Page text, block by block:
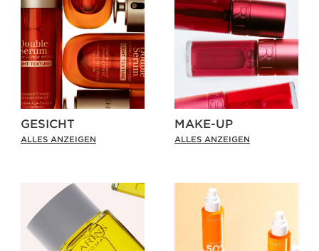
GESICHT
ALLES ANZEIGEN
MAKE-UP
ALLES ANZEIGEN